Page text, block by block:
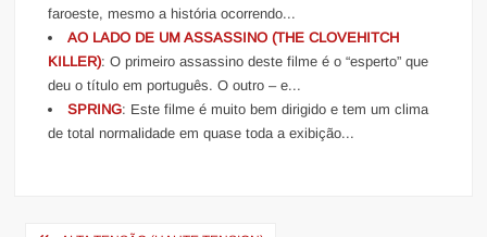
faroeste, mesmo a história ocorrendo...
AO LADO DE UM ASSASSINO (THE CLOVEHITCH
KILLER): O primeiro assassino deste filme é o “esperto” que
deu o título em português. O outro – e...
SPRING: Este filme é muito bem dirigido e tem um clima
de total normalidade em quase toda a exibição...